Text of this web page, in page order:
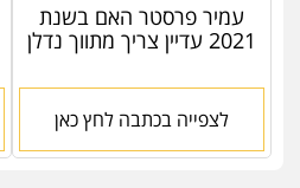
עמיר פרסטר האם בשנת
2021 עדיין צריך מתווך נדלן
לצפייה בכתבה לחץ כאן